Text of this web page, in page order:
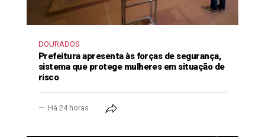
DOURADOS
Prefeitura apresenta às forças de segurança,
sistema que protege mulheres em situação de
risco
Há 24 horas